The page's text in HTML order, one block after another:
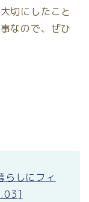
切にしたこと
なので、ぜひ
らしにフィ